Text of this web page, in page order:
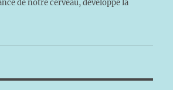
de notre cerveau, développe la